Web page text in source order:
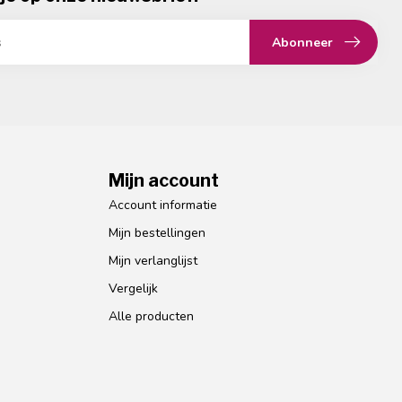
Abonneer
Mijn account
Account informatie
Mijn bestellingen
Mijn verlanglijst
Vergelijk
Alle producten